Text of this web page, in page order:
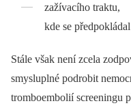
zažívacího traktu,
kde se
Stále však není zcela
smysluplné podrobit
tromboembolií screeningu